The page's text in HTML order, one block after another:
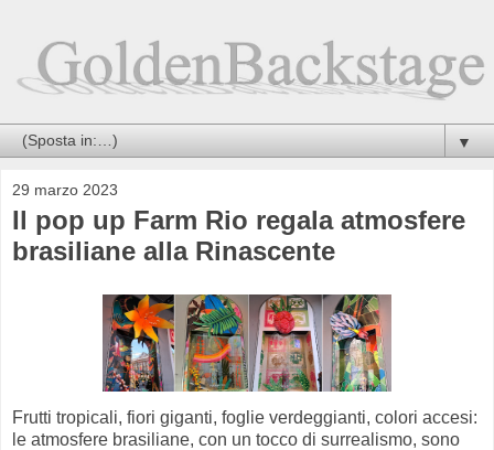
▼
29 marzo 2023
Il pop up Farm Rio regala atmosfere
brasiliane alla Rinascente
Frutti tropicali, fiori giganti, foglie verdeggianti, colori accesi:
le atmosfere brasiliane, con un tocco di surrealismo, sono